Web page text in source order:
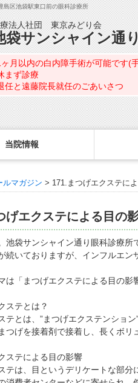
島区池袋駅東口前の眼科診療所
法人社団 東京みどり会
袋サンシャイン通
月以内の白内障手術が可能です(
まず診療
任と遠藤院長就任のごあいさつ
当院情報
介
医師のご紹介
子
療･手術機器
調べる
探す
から探す
療・特設ページ
専門治療ページ
イ専門治療ページ
子体専門治療ページ
専門治療ページ
(来院日時の設定)
トレンズ診療を予約
門治療を予約
治療を予約
イ専門治療を予約
門治療を予約
術公開講座を予約
治療を予約
ャンセルする
レンズ診療
推奨する理由
について
トレンズの種類
コンタクト
レンズ
ルマガジン > 171.まつげエクステに
げエクステによる目の
池袋サンシャイン通り眼科診療所
続いておりますが、インフルエン
は「まつげエクステによる目の影
ステとは？
テとは、”まつげエクステンショ
つげを接着剤で接着し、長くボリ
ステによる目の影響
テは、目というデリケートな部